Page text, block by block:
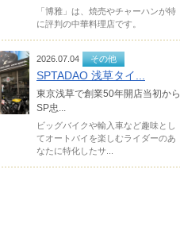
「博雅」は、焼売やチャーハンが特
に評判の中華料理店です。
2026.07.04 その他
SPTADAO 浅草タイ...
東京浅草で創業50年開店当初から
SP忠...
ビッグバイクや輸入車など趣味とし
てオートバイを楽しむライダーのあ
なたに特化したサ...